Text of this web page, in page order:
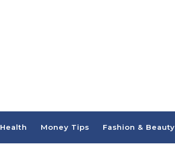
Health Money Tips Fashion & Beauty